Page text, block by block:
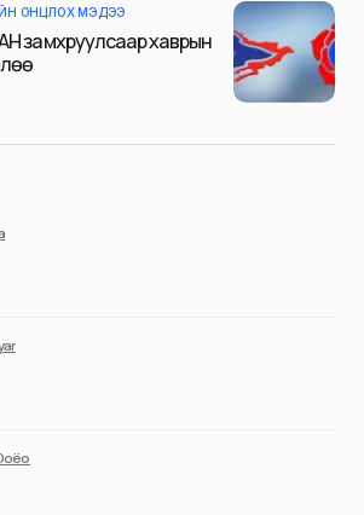
ОНЦЛОХ МЭДЭЭ
замхруулсаар хаврын